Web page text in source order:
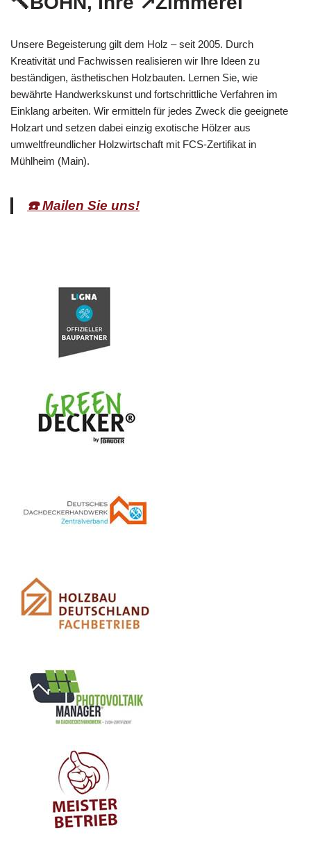
Unsere Begeisterung gilt dem Holz – seit 2005. Durch
Kreativität und Fachwissen realisieren wir Ihre Ideen zu
beständigen, ästhetischen Holzbauten. Lernen Sie, wie
bewährte Handwerkskunst und fortschrittliche Verfahren im
Einklang arbeiten. Wir ermitteln für jedes Zweck die geeignete
Holzart und setzen dabei einzig exotische Hölzer aus
umweltfreundlicher Holzwirtschaft mit FCS-Zertifikat in
Mühlheim (Main).
☎️ Mailen Sie uns!